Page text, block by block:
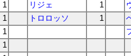
1 リジェ 1
1 トロロッソ 1
1
1